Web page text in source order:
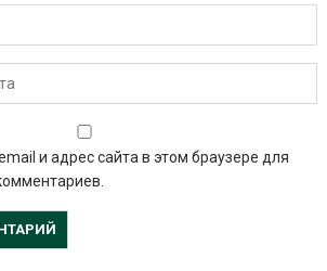
и адрес сайта в этом браузере для